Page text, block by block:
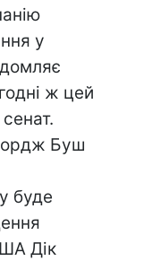
у
ж цей
Буш
буде
Дік